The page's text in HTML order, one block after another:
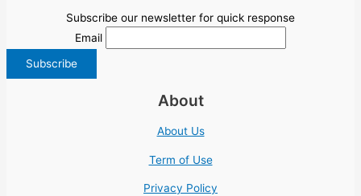
Subscribe our newsletter for quick response
Email
About
About Us
Term of Use
Privacy Policy